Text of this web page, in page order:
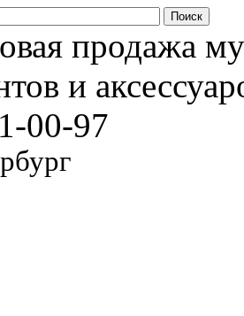
продажа
и
00-97